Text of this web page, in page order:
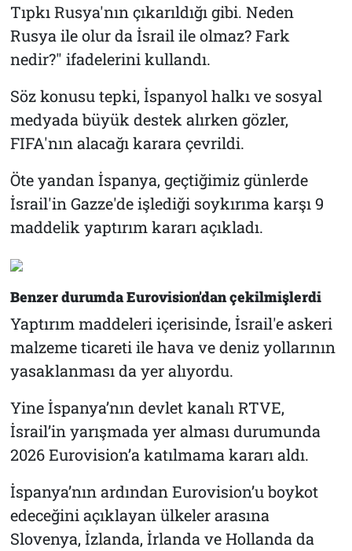
Tıpkı Rusya'nın çıkarıldığı gibi. Neden
Rusya ile olur da İsrail ile olmaz? Fark
nedir?" ifadelerini kullandı.
Söz konusu tepki, İspanyol halkı ve sosyal
medyada büyük destek alırken gözler,
FIFA'nın alacağı karara çevrildi.
Öte yandan İspanya, geçtiğimiz günlerde
İsrail'in Gazze'de işlediği soykırıma karşı 9
maddelik yaptırım kararı açıkladı.
Benzer durumda Eurovision'dan çekilmişlerdi
Yaptırım maddeleri içerisinde, İsrail'e askeri
malzeme ticareti ile hava ve deniz yollarının
yasaklanması da yer alıyordu.
Yine İspanya’nın devlet kanalı RTVE,
İsrail’in yarışmada yer alması durumunda
2026 Eurovision’a katılmama kararı aldı.
İspanya’nın ardından Eurovision’u boykot
edeceğini açıklayan ülkeler arasına
Slovenya, İzlanda, İrlanda ve Hollanda da